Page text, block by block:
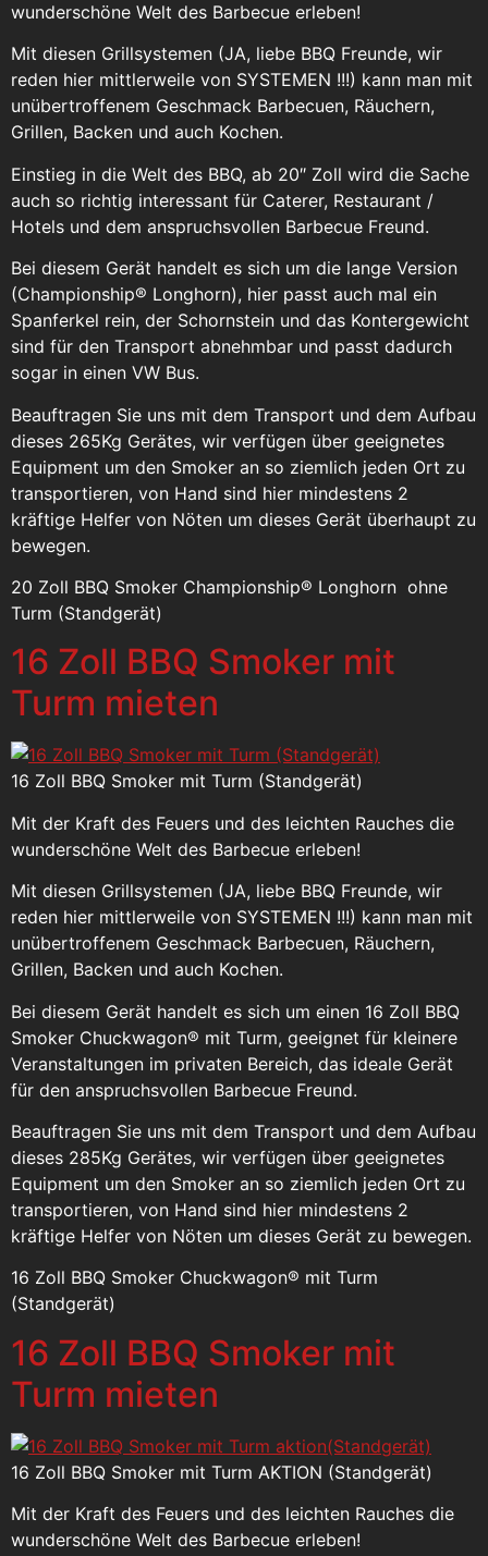
wunderschöne Welt des Barbecue erleben!
Mit diesen Grillsystemen (JA, liebe BBQ Freunde, wir
reden hier mittlerweile von SYSTEMEN !!!) kann man mit
unübertroffenem Geschmack Barbecuen, Räuchern,
Grillen, Backen und auch Kochen.
Einstieg in die Welt des BBQ, ab 20″ Zoll wird die Sache
auch so richtig interessant für Caterer, Restaurant /
Hotels und dem anspruchsvollen Barbecue Freund.
Bei diesem Gerät handelt es sich um die lange Version
(Championship® Longhorn), hier passt auch mal ein
Spanferkel rein, der Schornstein und das Kontergewicht
sind für den Transport abnehmbar und passt dadurch
sogar in einen VW Bus.
Beauftragen Sie uns mit dem Transport und dem Aufbau
dieses 265Kg Gerätes, wir verfügen über geeignetes
Equipment um den Smoker an so ziemlich jeden Ort zu
transportieren, von Hand sind hier mindestens 2
kräftige Helfer von Nöten um dieses Gerät überhaupt zu
bewegen.
20 Zoll BBQ Smoker Championship® Longhorn ohne
Turm (Standgerät)
16 Zoll BBQ Smoker mit
Turm mieten
16 Zoll BBQ Smoker mit Turm (Standgerät)
Mit der Kraft des Feuers und des leichten Rauches die
wunderschöne Welt des Barbecue erleben!
Mit diesen Grillsystemen (JA, liebe BBQ Freunde, wir
reden hier mittlerweile von SYSTEMEN !!!) kann man mit
unübertroffenem Geschmack Barbecuen, Räuchern,
Grillen, Backen und auch Kochen.
Bei diesem Gerät handelt es sich um einen 16 Zoll BBQ
Smoker Chuckwagon® mit Turm, geeignet für kleinere
Veranstaltungen im privaten Bereich, das ideale Gerät
für den anspruchsvollen Barbecue Freund.
Beauftragen Sie uns mit dem Transport und dem Aufbau
dieses 285Kg Gerätes, wir verfügen über geeignetes
Equipment um den Smoker an so ziemlich jeden Ort zu
transportieren, von Hand sind hier mindestens 2
kräftige Helfer von Nöten um dieses Gerät zu bewegen.
16 Zoll BBQ Smoker Chuckwagon® mit Turm
(Standgerät)
16 Zoll BBQ Smoker mit
Turm mieten
16 Zoll BBQ Smoker mit Turm AKTION (Standgerät)
Mit der Kraft des Feuers und des leichten Rauches die
wunderschöne Welt des Barbecue erleben!